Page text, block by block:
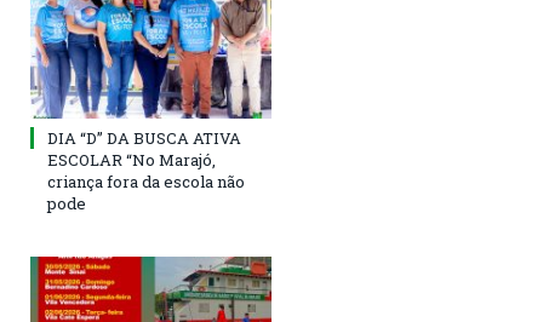
DIA “D” DA BUSCA ATIVA
ESCOLAR “No Marajó,
criança fora da escola não
pode